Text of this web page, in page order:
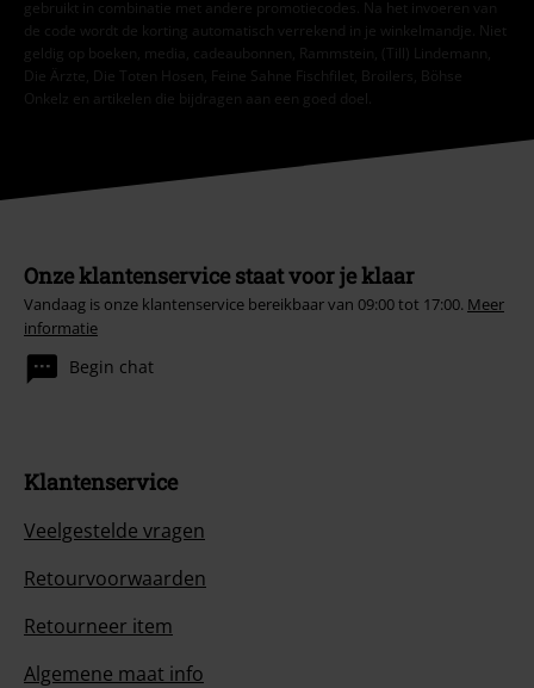
gebruikt in combinatie met andere promotiecodes. Na het invoeren van
de code wordt de korting automatisch verrekend in je winkelmandje. Niet
geldig op boeken, media, cadeaubonnen, Rammstein, (Till) Lindemann,
Die Ärzte, Die Toten Hosen, Feine Sahne Fischfilet, Broilers, Böhse
Onkelz en artikelen die bijdragen aan een goed doel.
Onze klantenservice staat voor je klaar
Vandaag is onze klantenservice bereikbaar van 09:00 tot 17:00. Meer
informatie
Begin chat
Klantenservice
Veelgestelde vragen
Retourvoorwaarden
Retourneer item
Algemene maat info